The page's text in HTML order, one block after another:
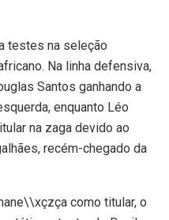
testes na seleção
Na linha defensiva,
Santos ganhando a
enquanto Léo
na zaga devido ao
recém-chegado da
como titular, o